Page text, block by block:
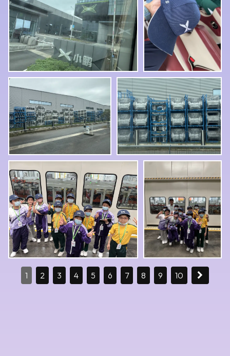
1 2 3 4 5 6 7 8 9 10